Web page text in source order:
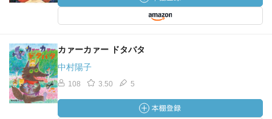
カァーカァー ドタバタ
中村陽子
108 3.50 5